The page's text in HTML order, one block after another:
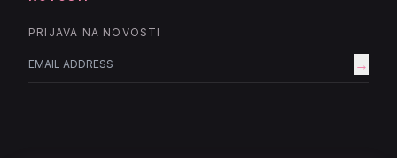
PRIJAVA NA NOVOSTI
→